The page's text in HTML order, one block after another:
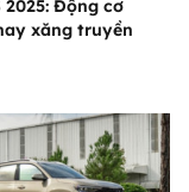
2025: Động cơ
xăng truyền